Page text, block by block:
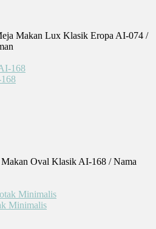
Makan Lux Klasik Eropa AI-074 /
Oval Klasik AI-168 / Nama
Minimalis